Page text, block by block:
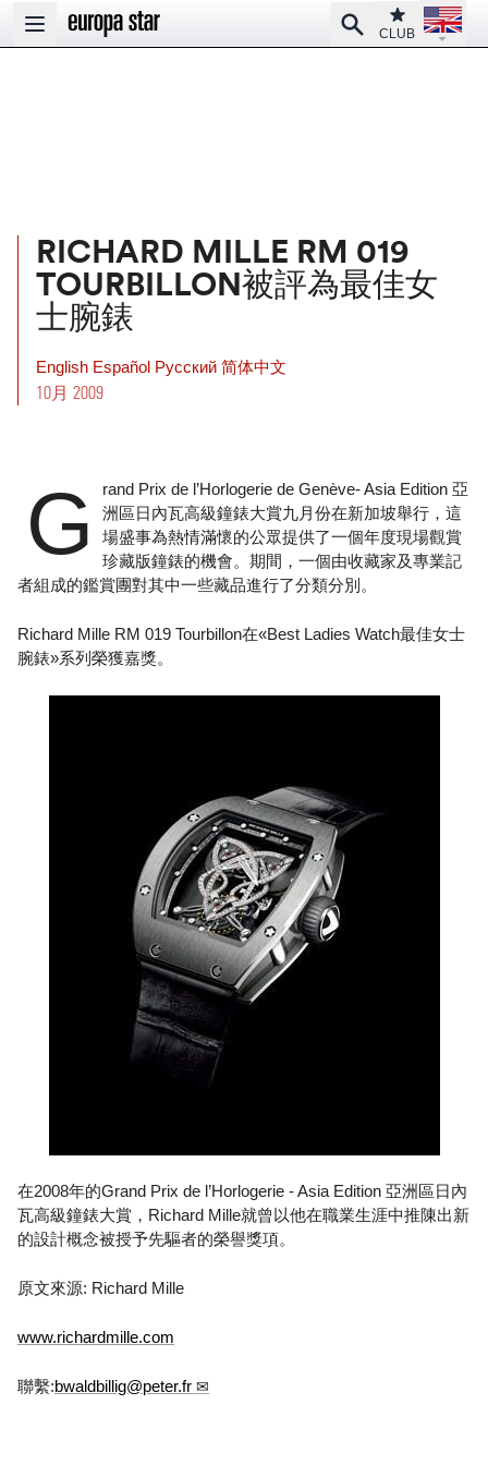
Open main menu
SearchClub
CLUB
Open
RICHARD MILLE RM 019
TOURBILLON被評為最佳女
士腕錶
English Español Pусский 简体中文
10月 2009
G
rand Prix de l’Horlogerie de Genève- Asia Edition 亞
洲區日內瓦高級鐘錶大賞九月份在新加坡舉行，這
場盛事為熱情滿懷的公眾提供了一個年度現場觀賞
珍藏版鐘錶的機會。期間，一個由收藏家及專業記
者組成的鑑賞團對其中一些藏品進行了分類分別。
Richard Mille RM 019 Tourbillon在«Best Ladies Watch最佳女士
腕錶»系列榮獲嘉獎。
在2008年的Grand Prix de l’Horlogerie - Asia Edition 亞洲區日內
瓦高級鐘錶大賞，Richard Mille就曾以他在職業生涯中推陳出新
的設計概念被授予先驅者的榮譽獎項。
原文來源: Richard Mille
www.richardmille.com
聯繫:bwaldbillig@peter.fr